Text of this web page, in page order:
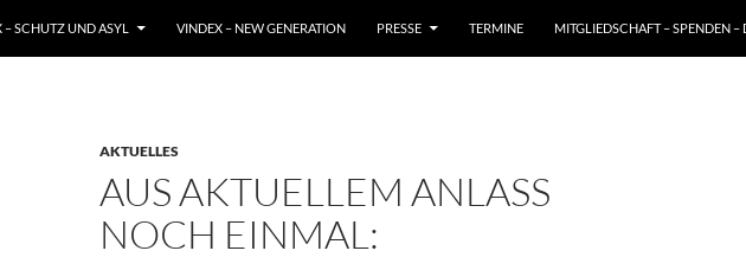
– SCHUTZ UND ASYL VINDEX – NEW GENERATION PRESSE TERMINE MITGLIEDSCHAFT – SPENDEN –
AKTUELLES
AUS AKTUELLEM ANLASS
NOCH EINMAL: